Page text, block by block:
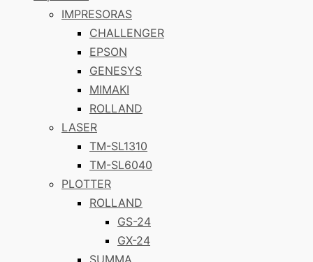
IMPRESORAS
CHALLENGER
EPSON
GENESYS
MIMAKI
ROLLAND
LASER
TM-SL1310
TM-SL6040
PLOTTER
ROLLAND
GS-24
GX-24
SUMMA